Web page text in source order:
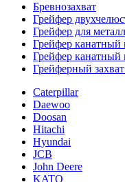
Бревнозахват
Грейфер
Грейфер для
Грейфер
Грейфер канатный
Грейферный захват
Caterpillar
Daewoo
Doosan
Hitachi
Hyundai
JCB
John Deere
KATO